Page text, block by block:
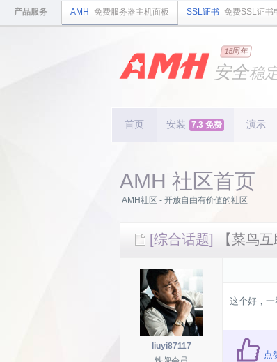
产品服务 AMH 免费服务器主机面板 SSL证书 免费SSL证书
15周年
国内领先
安全稳
首页 安装 7.3 免费 演示
AMH 社区首页
AMH社区 - 开放自由有价值的社区
[综合话题] 【菜鸟
liuyi87117
这个好，一
点